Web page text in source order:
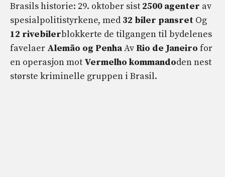
Brasils historie: 29. oktober sist 2500 agenter av
spesialpolitistyrkene, med 32 biler pansret Og
12 rivebilerblokkerte de tilgangen til bydelenes
favelaer Alemão og PenhaAv Rio de Janeiro for
en operasjon mot Vermelho kommandoden nest
største kriminelle gruppen i Brasil.